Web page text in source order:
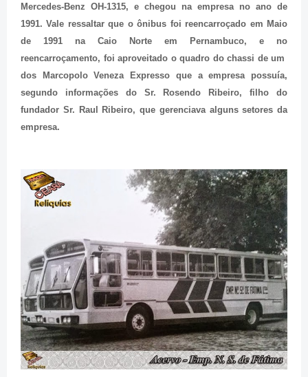
Mercedes-Benz OH-1315, e chegou na empresa no ano de
1991. Vale ressaltar que o ônibus foi reencarroçado em Maio
de 1991 na Caio Norte em Pernambuco, e no
reencarroçamento, foi aproveitado o quadro do chassi de um
dos Marcopolo Veneza Expresso que a empresa possuía,
segundo informações do Sr. Rosendo Ribeiro, filho do
fundador Sr. Raul Ribeiro, que gerenciava alguns setores da
empresa.